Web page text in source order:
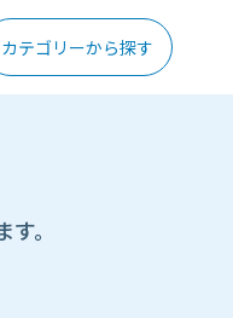
カテゴリーから探す
。